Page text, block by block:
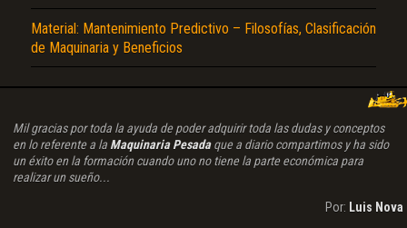
Material: Mantenimiento Predictivo – Filosofías, Clasificación
de Maquinaria y Beneficios
Mil gracias por toda la ayuda de poder adquirir toda las dudas y conceptos
en lo referente a la Maquinaria Pesadaque a diario compartimos y ha sido
un éxito en la formación cuando uno no tiene la parte económica para
realizar un sueño...
Por: Luis Nova